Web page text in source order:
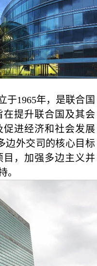
于1965年，是联合国
提升联合国及其会
促进经济和社会发展
边外交司的核心目标
，加强多边主义并
。